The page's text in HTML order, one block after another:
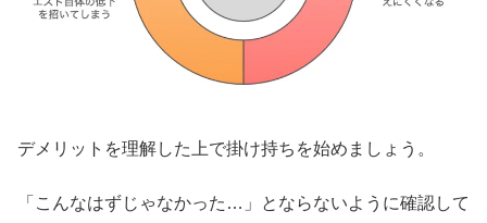
デメリットを理解した上で掛け持ちを始めましょう。
「こんなはずじゃなかった…」とならないように確認して